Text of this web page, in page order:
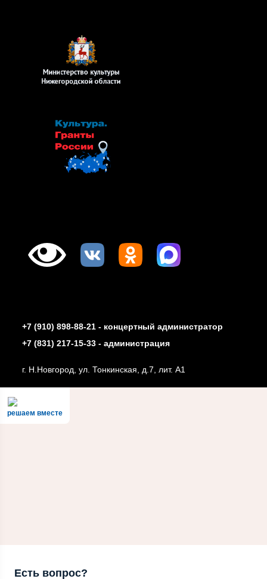
+7 (910) 898-88-21 - концертный администратор
+7 (831) 217-15-33 - администрация
г. Н.Новгород, ул. Тонкинская, д.7, лит. А1
решаем вместе
Есть вопрос?